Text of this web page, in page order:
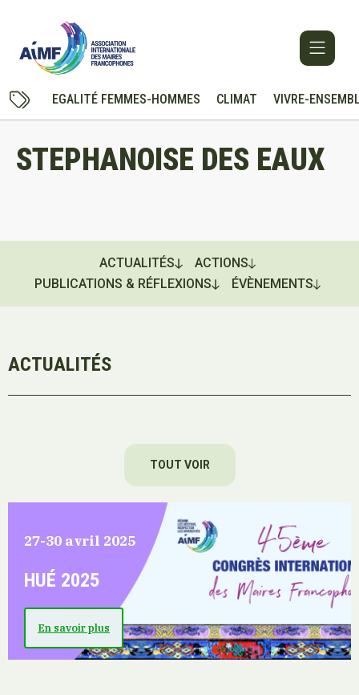
EGALITÉ FEMMES-HOMMES CLIMAT VIVRE-
STEPHANOISE DES EAUX
ACTUALITÉS
ACTIONS
PUBLICATIONS & RÉFLEXIONS
ÉVÈNEMENTS
ACTUALITÉS
TOUT VOIR
27-30 avril 2025
HUÉ 2025
En savoir plus